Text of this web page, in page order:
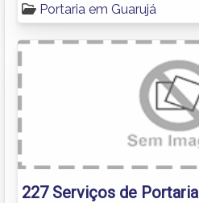
Portaria em Guarujá
227 Serviços de Portaria